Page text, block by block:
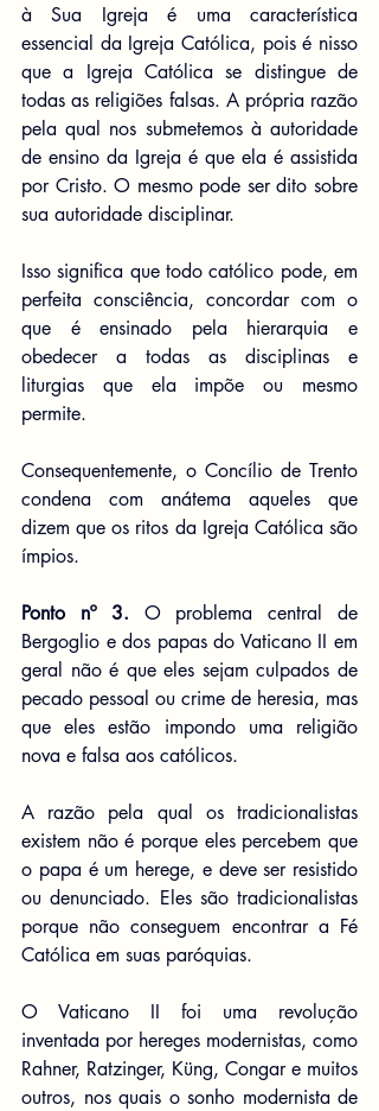
à Sua Igreja é uma característica
essencial da Igreja Católica, pois é nisso
que a Igreja Católica se distingue de
todas as religiões falsas. A própria razão
pela qual nos submetemos à autoridade
de ensino da Igreja é que ela é assistida
por Cristo. O mesmo pode ser dito sobre
sua autoridade disciplinar.
Isso significa que todo católico pode, em
perfeita consciência, concordar com o
que é ensinado pela hierarquia e
obedecer a todas as disciplinas e
liturgias que ela impõe ou mesmo
permite.
Consequentemente, o Concílio de Trento
condena com anátema aqueles que
dizem que os ritos da Igreja Católica são
ímpios.
Ponto nº 3. O problema central de
Bergoglio e dos papas do Vaticano II em
geral não é que eles sejam culpados de
pecado pessoal ou crime de heresia, mas
que eles estão impondo uma religião
nova e falsa aos católicos.
A razão pela qual os tradicionalistas
existem não é porque eles percebem que
o papa é um herege, e deve ser resistido
ou denunciado. Eles são tradicionalistas
porque não conseguem encontrar a Fé
Católica em suas paróquias.
O Vaticano II foi uma revolução
inventada por hereges modernistas, como
Rahner, Ratzinger, Küng, Congar e muitos
outros, nos quais o sonho modernista de